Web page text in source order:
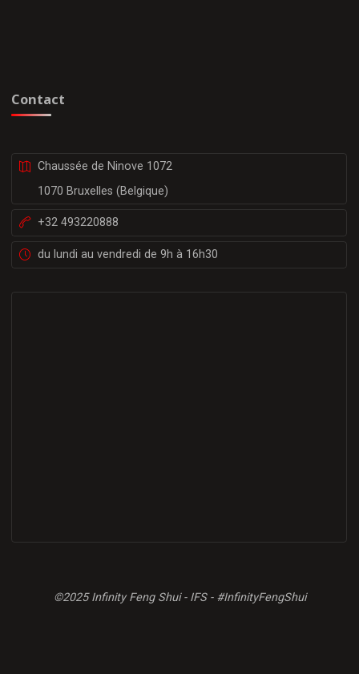
Contact
Chaussée de Ninove 1072
1070 Bruxelles (Belgique)
+32 493220888
du lundi au vendredi de 9h à 16h30
©2025 Infinity Feng Shui - IFS - #InfinityFengShui